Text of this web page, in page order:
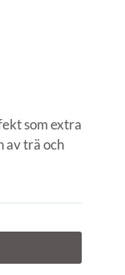
som extra
av trä och